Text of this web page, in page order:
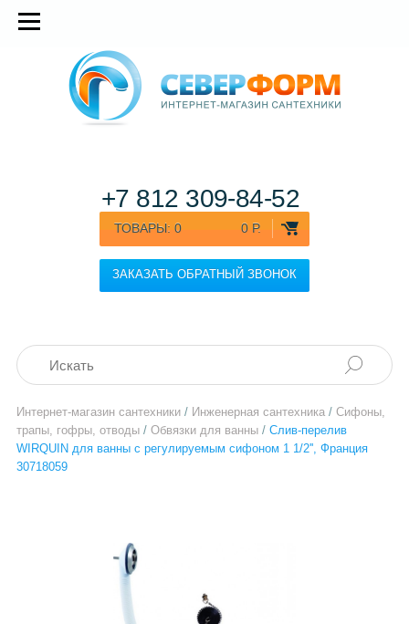
ТОВАРЫ: 0 0 Р.
ЗАКАЗАТЬ ОБРАТНЫЙ ЗВОНОК
+7 812 309-84-52
Интернет-магазин сантехники / Инженерная сантехника / Сифоны,
трапы, гофры, отводы / Обвязки для ванны / Слив-перелив
WIRQUIN для ванны с регулируемым сифоном 1 1/2'', Франция
30718059